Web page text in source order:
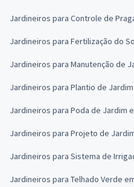
Jardineiros para Controle de
Jardineiros para Fertilização do
Jardineiros para Manutenção de
Jardineiros para Plantio de
Jardineiros para Poda de Jardim
Jardineiros para Projeto de
Jardineiros para Sistema de
Jardineiros para Telhado Verde